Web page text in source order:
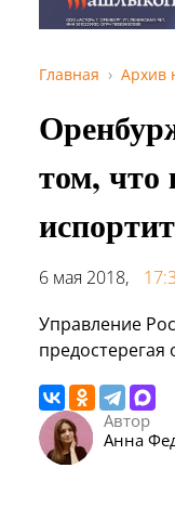
Главная Архив
том, что
6 мая 2018,
Управление
Автор
Анна